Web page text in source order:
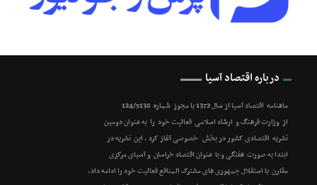
درباره اقتصاد آسیا
ماهنامه اقتصاد آسیا از سال 1372 با مجوز شماره 124/5138
از وزارت فرهنگ و ارشاد اسلامی فعالیت خود را به عنوان دومین
نشریه اقتصادی کشور در بخش خصوصی آغاز کرد . این نشریه در
ابتدا به صورت هفتگی و با عنوان اقتصاد خراسان و آسیای مرکزی
مقارن با استقلال جمهوری های مشترک المنافع فعالیت خود را ادامه داد.